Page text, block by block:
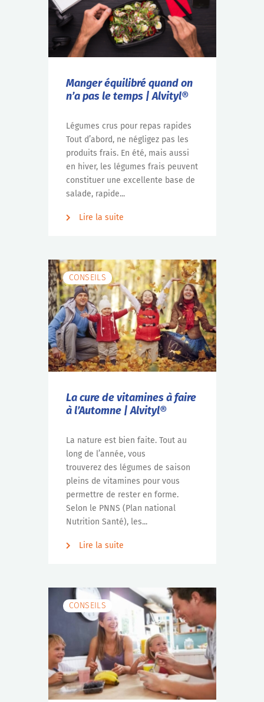
Manger équilibré quand on
n’a pas le temps | Alvityl®
Légumes crus pour repas rapides
Tout d’abord, ne négligez pas les
produits frais. En été, mais aussi
en hiver, les légumes frais peuvent
constituer une excellente base de
salade, rapide...
Lire la suite
CONSEILS
La cure de vitamines à faire
à l’Automne | Alvityl®
La nature est bien faite. Tout au
long de l’année, vous
trouverez des légumes de saison
pleins de vitamines pour vous
permettre de rester en forme.
Selon le PNNS (Plan national
Nutrition Santé), les...
Lire la suite
CONSEILS